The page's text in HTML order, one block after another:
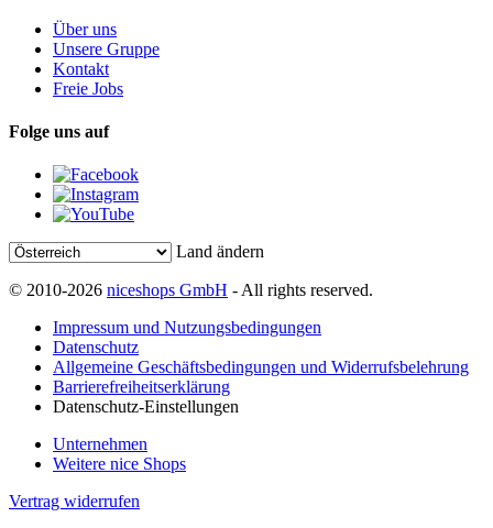
Über uns
Unsere Gruppe
Kontakt
Freie Jobs
Folge uns auf
Land ändern
© 2010-2026 niceshops GmbH - All rights reserved.
Impressum und Nutzungsbedingungen
Datenschutz
Allgemeine Geschäftsbedingungen und Widerrufsbelehrung
Barrierefreiheitserklärung
Datenschutz-Einstellungen
Unternehmen
Weitere nice Shops
Vertrag widerrufen